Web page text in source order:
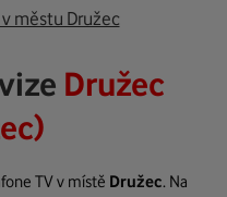
městu Družec
Družec
TV v místě Družec. Na